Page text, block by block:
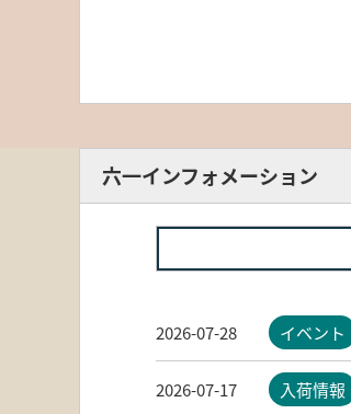
六一インフォメーション
2026-07-28 イベント
2026-07-17 入荷情報